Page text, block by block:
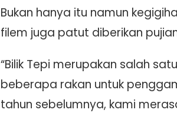
Bukan hanya itu namun
filem juga patut diberikan
“Bilik Tepi merupakan salah
beberapa rakan untuk
tahun sebelumnya, kami